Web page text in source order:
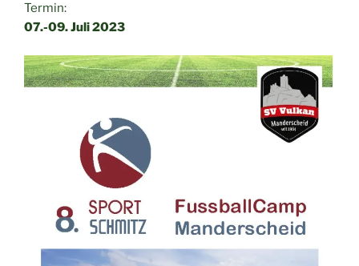
Termin:
07.-09. Juli 2023